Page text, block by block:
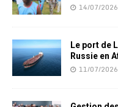
14/07/2026
Le port de
Russie en
11/07/2026